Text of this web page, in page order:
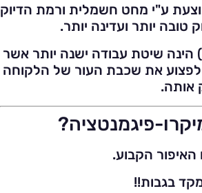
ע"י מחט חשמלית ורמת הדיוק
טובה יותר ועדינה יותר.
הינה שיטת עבודה ישנה יותר אשר
את שכבת העור של הלקוחה
אותה.
פיגמנטציה?
הקבוע.
בגבות!!